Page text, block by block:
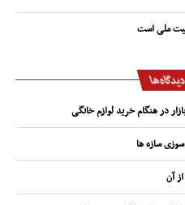
ملی است
در هنگام خرید لوازم خانگی
سازه ها
آن